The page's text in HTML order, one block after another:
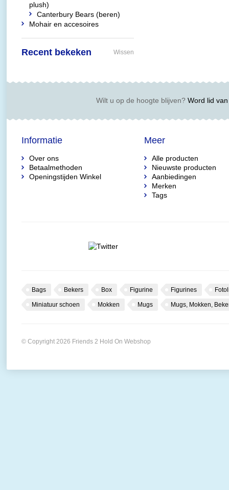
plush)
Canterbury Bears (beren)
Mohair en accesoires
Recent bekeken Wissen
Wilt u op de hoogte blijven?Word lid van
Informatie
Over ons
Betaalmethoden
Openingstijden Winkel
Meer
Alle producten
Nieuwste producten
Aanbiedingen
Merken
Tags
Bags Bekers Box Figurine Figurines
Miniatuur schoen Mokken Mugs Mugs, Mokken,
© Copyright 2026 Friends 2 Hold On Webshop